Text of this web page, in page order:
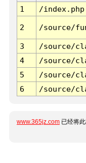
1
/index.php
2 /source/
3 /source/
4
/source/
5
/source/
6
/source/
www.365jz.com 已经将